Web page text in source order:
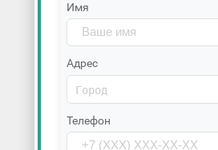
Имя
Адрес
Телефон